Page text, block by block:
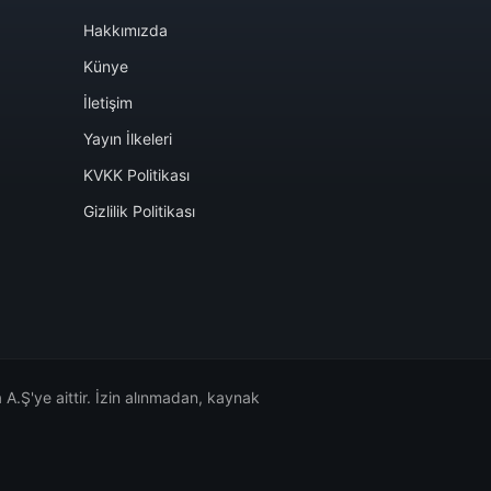
Hakkımızda
Künye
İletişim
Yayın İlkeleri
KVKK Politikası
Gizlilik Politikası
aittir. İzin alınmadan, kaynak